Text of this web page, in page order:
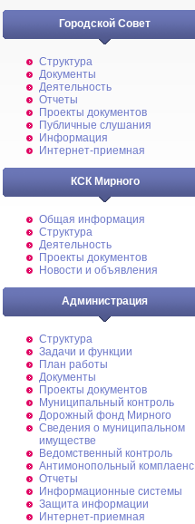
Городской Совет
Структура
Документы
Деятельность
Отчеты
Проекты документов
Публичные слушания
Информация
Интернет-приемная
КСК Мирного
Общая информация
Структура
Деятельность
Проекты документов
Новости и объявления
Администрация
Структура
Задачи и функции
План работы
Документы
Проекты документов
Муниципальный контроль
Дорожный фонд Мирного
Cведения о муниципальном
имуществе
Ведомственный контроль
Антимонопольный комплаенс
Отчеты
Информационные системы
Защита информации
Интернет-приемная